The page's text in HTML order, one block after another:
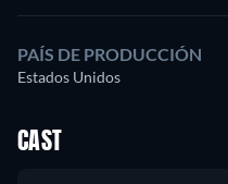
PAÍS DE PRODUCCIÓN
Estados Unidos
CAST